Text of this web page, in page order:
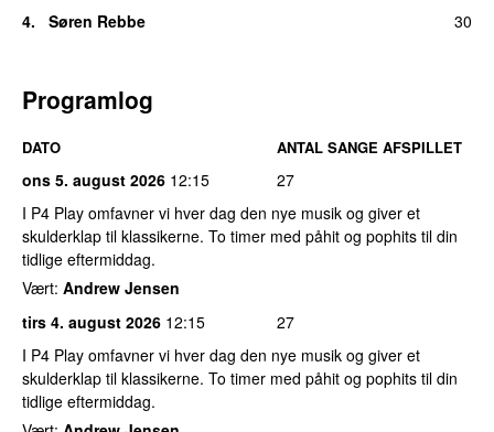
4.
Søren Rebbe 30
Programlog
DATO ANTAL SANGE AFSPILLET
ons 5. august 2026 12:15
27
I P4 Play omfavner vi hver dag den nye musik og giver et
skulderklap til klassikerne. To timer med påhit og pophits til din
tidlige eftermiddag.
Vært: Andrew Jensen
tirs 4. august 2026 12:15
27
I P4 Play omfavner vi hver dag den nye musik og giver et
skulderklap til klassikerne. To timer med påhit og pophits til din
tidlige eftermiddag.